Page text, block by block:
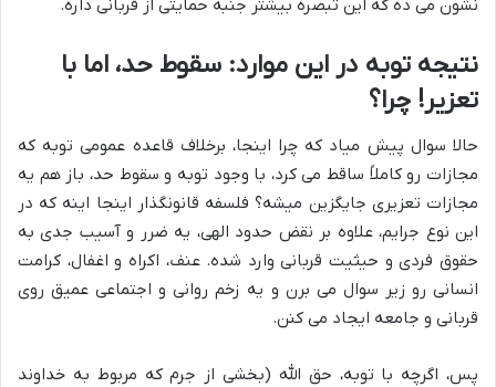
نشون می ده که این تبصره بیشتر جنبه حمایتی از قربانی داره.
نتیجه توبه در این موارد: سقوط حد، اما با
تعزیر! چرا؟
حالا سوال پیش میاد که چرا اینجا، برخلاف قاعده عمومی توبه که
مجازات رو کاملاً ساقط می کرد، با وجود توبه و سقوط حد، باز هم یه
مجازات تعزیری جایگزین میشه؟ فلسفه قانونگذار اینجا اینه که در
این نوع جرایم، علاوه بر نقض حدود الهی، یه ضرر و آسیب جدی به
حقوق فردی و حیثیت قربانی وارد شده. عنف، اکراه و اغفال، کرامت
انسانی رو زیر سوال می برن و یه زخم روانی و اجتماعی عمیق روی
قربانی و جامعه ایجاد می کنن.
پس، اگرچه با توبه، حق الله (بخشی از جرم که مربوط به خداوند